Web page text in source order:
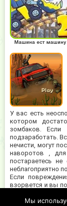
У вас есть
котором
зомбаков.
подзаработать.
нечисти, могут
наворотов ,
постараетесь
неблагоприятно
Если
взорвется и вы
особенности и
Машина ест машину
Мы